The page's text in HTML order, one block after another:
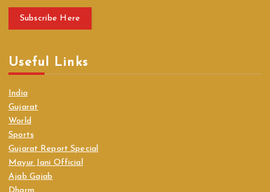
Subscribe Here
Useful Links
India
Gujarat
World
Sports
Gujarat Report Special
Mayur Jani Official
Ajab Gajab